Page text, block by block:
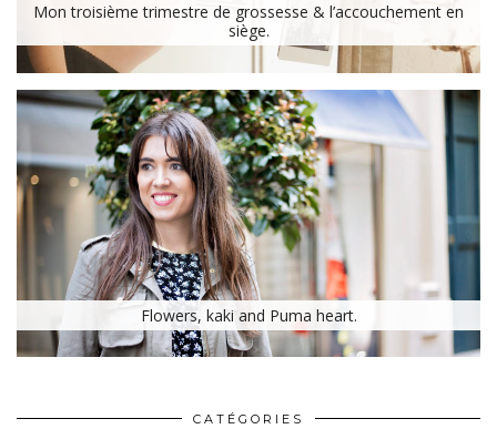
Mon troisième trimestre de grossesse & l’accouchement en
siège.
Flowers, kaki and Puma heart.
CATÉGORIES